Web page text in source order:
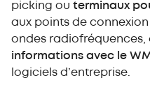
picking ou terminaux
aux points de
ondes radiofréquences,
informations avec le
logiciels d’entreprise.